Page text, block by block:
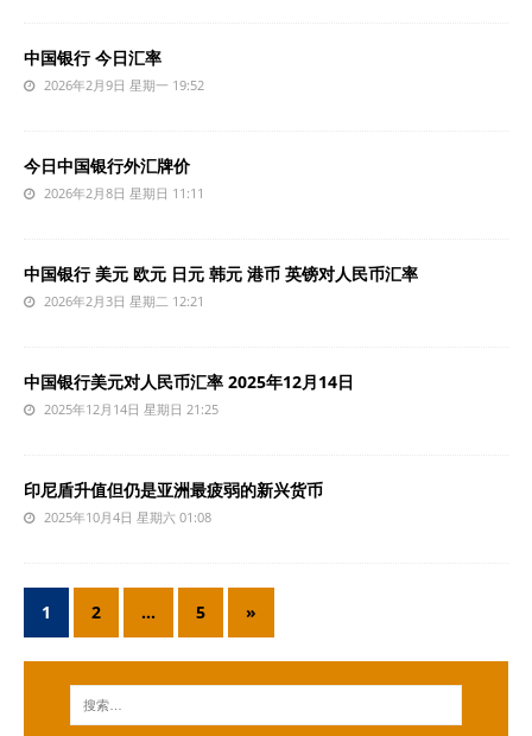
中国银行 今日汇率
2026年2月9日 星期一 19:52
今日中国银行外汇牌价
2026年2月8日 星期日 11:11
中国银行 美元 欧元 日元 韩元 港币 英镑对人民币汇率
2026年2月3日 星期二 12:21
中国银行美元对人民币汇率 2025年12月14日
2025年12月14日 星期日 21:25
印尼盾升值但仍是亚洲最疲弱的新兴货币
2025年10月4日 星期六 01:08
1 2 … 5 »